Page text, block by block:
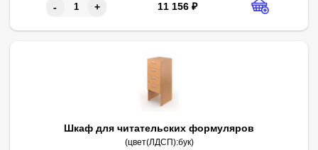
- + 11 156 ₽
Шкаф для читательских формуляров
(цвет(ЛДСП):бук)